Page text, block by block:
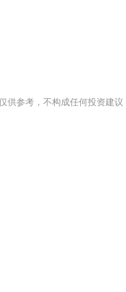
供参考，不构成任何投资建